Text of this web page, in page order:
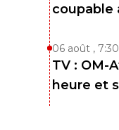
coupable
06 août , 7:30
TV : OM-
heure et